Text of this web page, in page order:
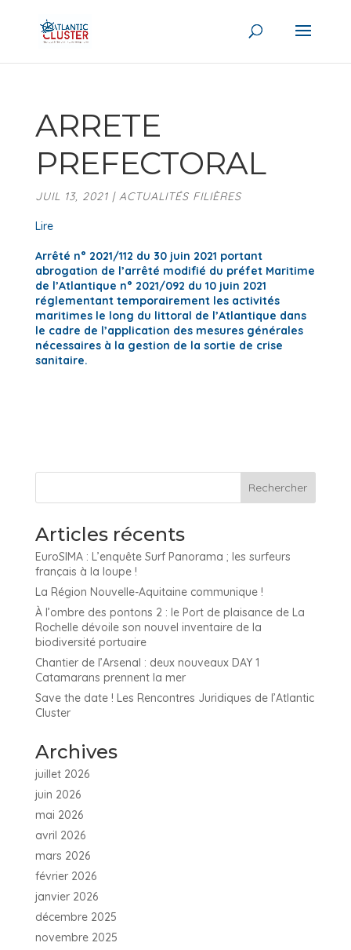
ARRETE
PREFECTORAL
JUIL 13, 2021| ACTUALITÉS FILIÈRES
Lire
Arrêté n° 2021/112 du 30 juin 2021 portant
abrogation de l’arrêté modifié du préfet Maritime
de l’Atlantique n° 2021/092 du 10 juin 2021
réglementant temporairement les activités
maritimes le long du littoral de l’Atlantique dans
le cadre de l’application des mesures générales
nécessaires à la gestion de la sortie de crise
sanitaire.
Articles récents
EuroSIMA : L’enquête Surf Panorama ; les surfeurs
français à la loupe !
La Région Nouvelle-Aquitaine communique !
À l’ombre des pontons 2 : le Port de plaisance de La
Rochelle dévoile son nouvel inventaire de la
biodiversité portuaire
Chantier de l’Arsenal : deux nouveaux DAY 1
Catamarans prennent la mer
Save the date ! Les Rencontres Juridiques de l’Atlantic
Cluster
Archives
juillet 2026
juin 2026
mai 2026
avril 2026
mars 2026
février 2026
janvier 2026
décembre 2025
novembre 2025